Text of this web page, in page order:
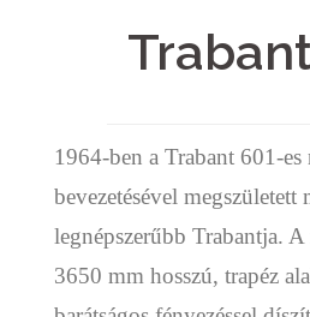
1964-ben a Trabant 601-es
bevezetésével
legnépszerűbb Trabantja.
3650 mm hosszú, trapéz